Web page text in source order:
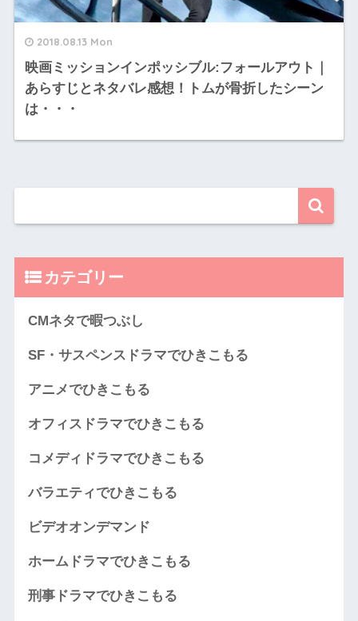
2018.08.13 Mon
映画ミッションインポッシブル:フォールアウト｜
あらすじとネタバレ感想！トムが骨折したシーン
は・・・
カテゴリー
CMネタで暇つぶし
SF・サスペンスドラマでひきこもる
アニメでひきこもる
オフィスドラマでひきこもる
コメディドラマでひきこもる
バラエティでひきこもる
ビデオオンデマンド
ホームドラマでひきこもる
刑事ドラマでひきこもる